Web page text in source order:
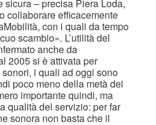
sicura – precisa Piera Loda,
collaborare efficacemente
con i quali da tempo
scambio». L’utilità del
anche da
2005 si è attivata per
i quali ad oggi sono
poco meno della metà dei
importante quindi, ma
qualità del servizio: per far
sonora non basta che il